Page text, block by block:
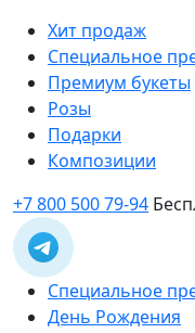
Хит продаж
Специальное
Премиум букеты
Розы
Подарки
Композиции
+7 800 500 79-94
Специальное
День Рождения